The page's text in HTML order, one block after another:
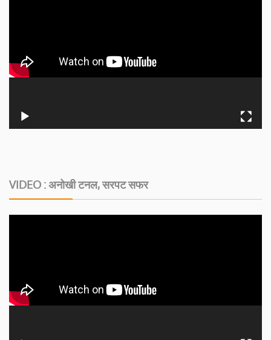
VIDEO : अनोखी टनल, सरपट सफर